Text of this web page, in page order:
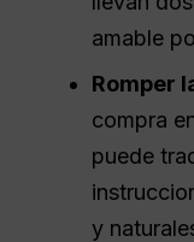
amable
Romper
compra
puede
y